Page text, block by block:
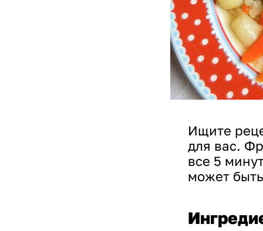
Ищите
для вас.
все 5
может